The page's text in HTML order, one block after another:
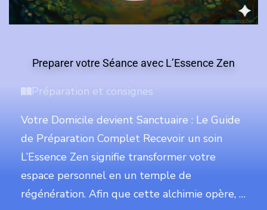
Preparer votre Séance avec L’Essence Zen
Préparation et consignes
Votre Domicile devient Sanctuaire : Le Guide
de Préparation Complet Recevoir un soin
L’Essence Zen signifie transformer votre
espace personnel en un temple de
régénération. Afin que cette alchimie opère, …